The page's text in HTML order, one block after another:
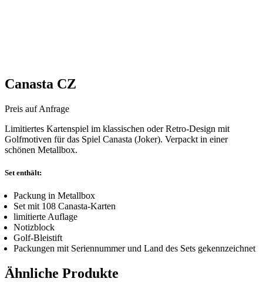
Canasta CZ
Preis auf Anfrage
Limitiertes Kartenspiel im klassischen oder Retro-Design mit
Golfmotiven für das Spiel Canasta (Joker). Verpackt in einer
schönen Metallbox.
Set enthält:
Packung in Metallbox
Set mit 108 Canasta-Karten
limitierte Auflage
Notizblock
Golf-Bleistift
Packungen mit Seriennummer und Land des Sets gekennzeichnet
Ähnliche Produkte